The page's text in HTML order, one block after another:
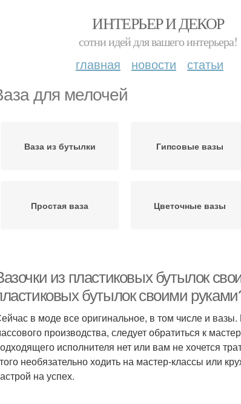
ИНТЕРЬЕР И ДЕКОР
сотни идей для вашего интерьера!
главная новости статьи
для мелочей
Ваза из бутылки Гипсовые вазы
Простая ваза Цветочные вазы
Изысканная ваза
из пластиковых бутылок
бутылок своими
в моде все оригинальное, в том числе и
производства, следует обратиться к
исполнителя нет или вам не хочется
необязательно ходить на мастер-классы или
на успех.